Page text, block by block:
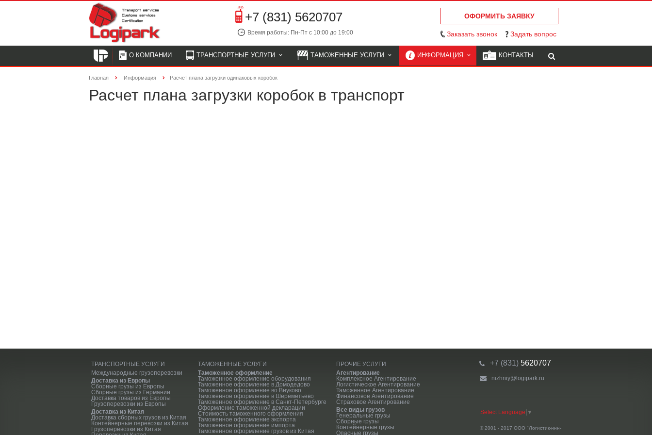
+7 (831) 5620707
Время работы: Пн-Пт с 10:00 до 19:00
ОФОРМИТЬ ЗАЯВКУ
Заказать звонок Задать вопрос
О КОМПАНИИ ТРАНСПОРТНЫЕ УСЛУГИ ТАМОЖЕННЫЕ УСЛУГИ ИНФОРМАЦИЯ КОНТАКТЫ
Главная Информация Расчет плана загрузки одинаковых коробок
Расчет плана загрузки коробок в транспорт
ТРАНСПОРТНЫЕ УСЛУГИ
Международные грузоперевозки
Доставка из Европы
Сборные грузы из Европы
Сборные грузы из Германии
Доставка товаров из Европы
Грузоперевозки из Европы
Доставка из Китая
Доставка сборных грузов из Китая
Контейнерные перевозки из Китая
Грузоперевозки из Китая
ТАМОЖЕННЫЕ УСЛУГИ
Таможенное оформление
Таможенное оформление оборудования
Таможенное оформление в Домодедово
Таможенное оформление во Внуково
Таможенное оформление в Шереметьево
Таможенное оформление в Санкт-Петербурге
Оформление таможенной декларации
Стоимость таможенного оформления
Таможенное оформление экспорта
Таможенное оформление импорта
Таможенное оформление грузов из Китая
ПРОЧИЕ УСЛУГИ
Агентирование
Комплексное Агентирование
Логистическое Агентирование
Таможенное Агентирование
Финансовое Агентирование
Страховое Агентирование
Все виды грузов
Генеральные грузы
Сборные грузы
Контейнерные грузы
Опасные грузы
+7 (831) 5620707
nizhniy@logipark.ru
Select Language ▼
© 2001 - 2017 ООО "Логистик-ннн-